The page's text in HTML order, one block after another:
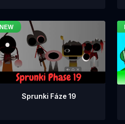
Sprunki Fáze 19